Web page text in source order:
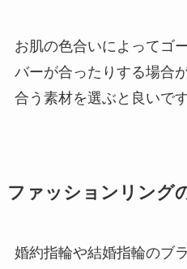
お肌の色合いによってゴ
バーが合ったりする場合
合う素材を選ぶと良いです
ファッションリング
婚約指輪や結婚指輪のブ